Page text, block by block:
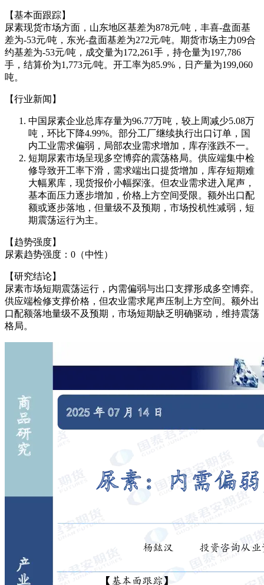
【基本面跟踪】
尿素现货市场方面，山东地区基差为878元/吨，丰喜-盘面基
差为-53元/吨，东光-盘面基差为272元/吨。期货市场主力09合
约基差为-53元/吨，成交量为172,261手，持仓量为197,786
手，结算价为1,773元/吨。开工率为85.9%，日产量为199,060
吨。
【行业新闻】
中国尿素企业总库存量为96.77万吨，较上周减少5.08万
吨，环比下降4.99%。部分工厂继续执行出口订单，国
内工业需求偏弱，局部农业需求增加，库存涨跌不一。
短期尿素市场呈现多空博弈的震荡格局。供应端集中检
修导致开工率下滑，需求端出口提货增加，库存短期难
大幅累库，现货报价小幅探涨。但农业需求进入尾声，
基本面压力逐步增加，价格上方空间受限。额外出口配
额或逐步落地，但量级不及预期，市场投机性减弱，短
期震荡运行为主。
【趋势强度】
尿素趋势强度：0（中性）
【研究结论】
尿素市场短期震荡运行，内需偏弱与出口支撑形成多空博弈。
供应端检修支撑价格，但农业需求尾声压制上方空间。额外出
口配额落地量级不及预期，市场短期缺乏明确驱动，维持震荡
格局。